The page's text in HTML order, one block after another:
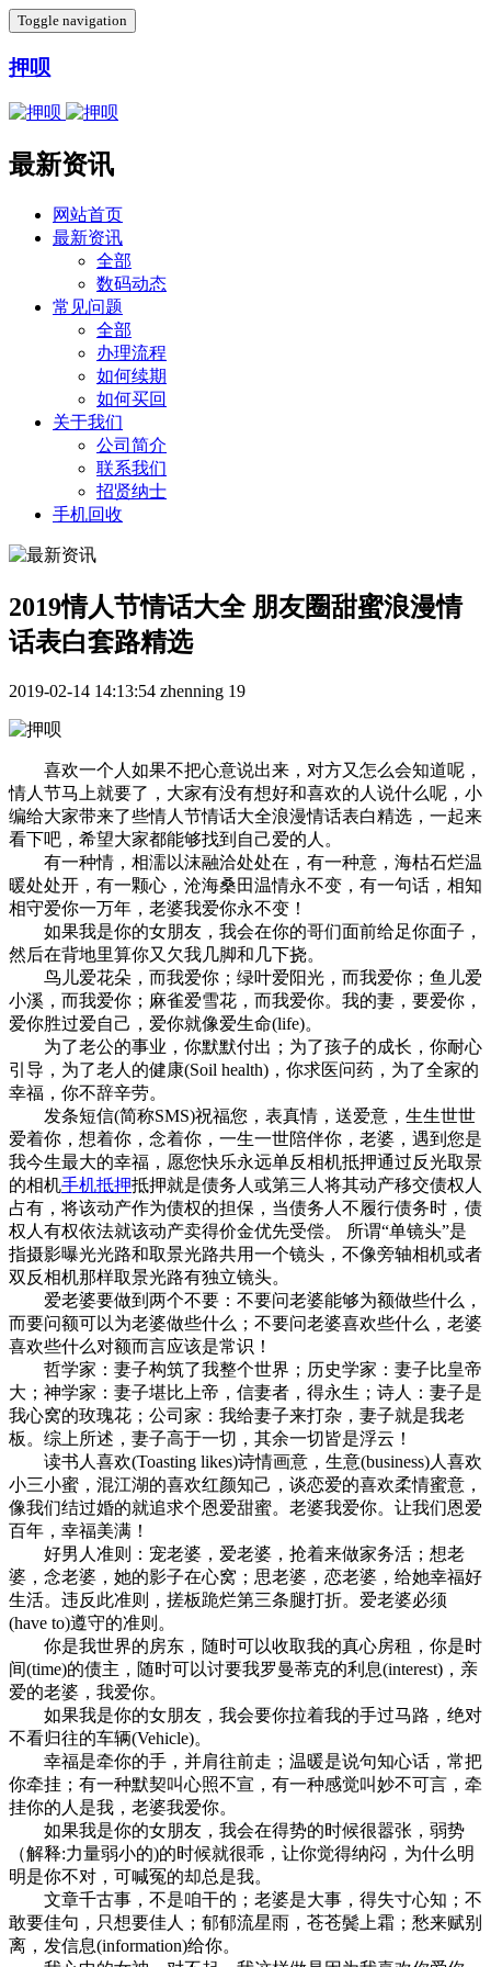
Toggle navigation
押呗
最新资讯
网站首页
最新资讯
全部
数码动态
常见问题
全部
办理流程
如何续期
如何买回
关于我们
公司简介
联系我们
招贤纳士
手机回收
2019情人节情话大全 朋友圈甜蜜浪漫情
话表白套路精选
2019-02-14 14:13:54 zhenning 19
喜欢一个人如果不把心意说出来，对方又怎么会知道呢，
情人节马上就要了，大家有没有想好和喜欢的人说什么呢，小
编给大家带来了些情人节情话大全浪漫情话表白精选，一起来
看下吧，希望大家都能够找到自己爱的人。
有一种情，相濡以沫融洽处处在，有一种意，海枯石烂温
暖处处开，有一颗心，沧海桑田温情永不变，有一句话，相知
相守爱你一万年，老婆我爱你永不变！
如果我是你的女朋友，我会在你的哥们面前给足你面子，
然后在背地里算你又欠我几脚和几下挠。
鸟儿爱花朵，而我爱你；绿叶爱阳光，而我爱你；鱼儿爱
小溪，而我爱你；麻雀爱雪花，而我爱你。我的妻，要爱你，
爱你胜过爱自己，爱你就像爱生命(life)。
为了老公的事业，你默默付出；为了孩子的成长，你耐心
引导，为了老人的健康(Soil health)，你求医问药，为了全家的
幸福，你不辞辛劳。
发条短信(简称SMS)祝福您，表真情，送爱意，生生世世
爱着你，想着你，念着你，一生一世陪伴你，老婆，遇到您是
我今生最大的幸福，愿您快乐永远单反相机抵押通过反光取景
的相机手机抵押抵押就是债务人或第三人将其动产移交债权人
占有，将该动产作为债权的担保，当债务人不履行债务时，债
权人有权依法就该动产卖得价金优先受偿。 所谓“单镜头”是
指摄影曝光光路和取景光路共用一个镜头，不像旁轴相机或者
双反相机那样取景光路有独立镜头。
爱老婆要做到两个不要：不要问老婆能够为额做些什么，
而要问额可以为老婆做些什么；不要问老婆喜欢些什么，老婆
喜欢些什么对额而言应该是常识！
哲学家：妻子构筑了我整个世界；历史学家：妻子比皇帝
大；神学家：妻子堪比上帝，信妻者，得永生；诗人：妻子是
我心窝的玫瑰花；公司家：我给妻子来打杂，妻子就是我老
板。综上所述，妻子高于一切，其余一切皆是浮云！
读书人喜欢(Toasting likes)诗情画意，生意(business)人喜欢
小三小蜜，混江湖的喜欢红颜知己，谈恋爱的喜欢柔情蜜意，
像我们结过婚的就追求个恩爱甜蜜。老婆我爱你。让我们恩爱
百年，幸福美满！
好男人准则：宠老婆，爱老婆，抢着来做家务活；想老
婆，念老婆，她的影子在心窝；思老婆，恋老婆，给她幸福好
生活。违反此准则，搓板跪烂第三条腿打折。爱老婆必须
(have to)遵守的准则。
你是我世界的房东，随时可以收取我的真心房租，你是时
间(time)的债主，随时可以讨要我罗曼蒂克的利息(interest)，亲
爱的老婆，我爱你。
如果我是你的女朋友，我会要你拉着我的手过马路，绝对
不看归往的车辆(Vehicle)。
幸福是牵你的手，并肩往前走；温暖是说句知心话，常把
你牵挂；有一种默契叫心照不宣，有一种感觉叫妙不可言，牵
挂你的人是我，老婆我爱你。
如果我是你的女朋友，我会在得势的时候很嚣张，弱势
（解释:力量弱小的)的时候就很乖，让你觉得纳闷，为什么明
明是你不对，可喊冤的却总是我。
文章千古事，不是咱干的；老婆是大事，得失寸心知；不
敢要佳句，只想要佳人；郁郁流星雨，苍苍鬓上霜；愁来赋别
离，发信息(information)给你。